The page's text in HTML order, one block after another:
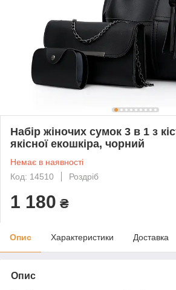
Набір жіночих сумок 3 в 1 з
якісної екошкіра, чорний
Немає в наявності
Код: 14510
Роздріб
1 180 ₴
Опис Характеристики Доставка
Опис